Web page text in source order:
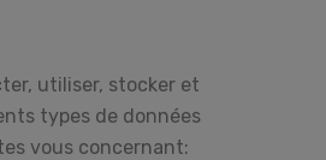
utiliser, stocker et
types de données
vous concernant: